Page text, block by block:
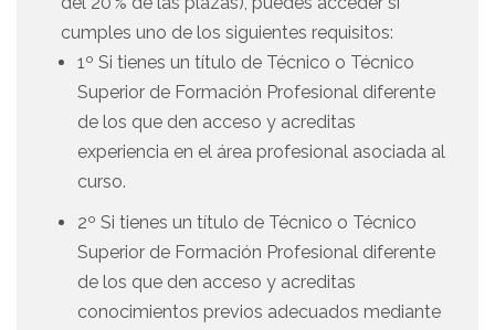
cumples uno de los siguientes requisitos:
1º Si tienes un título de Técnico o Técnico
Superior de Formación Profesional diferente
de los que den acceso y acreditas
experiencia en el área profesional asociada al
curso.
2º Si tienes un título de Técnico o Técnico
Superior de Formación Profesional diferente
de los que den acceso y acreditas
conocimientos previos adecuados mediante